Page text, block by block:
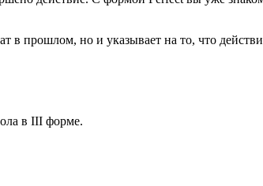
в прошлом, но и указывает на то, что
в III форме.